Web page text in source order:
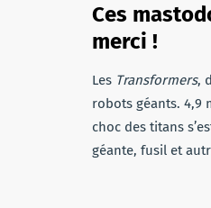
Ces
merci !
Les Transformers,
robots géants. 4,9
choc des titans
géante, fusil et